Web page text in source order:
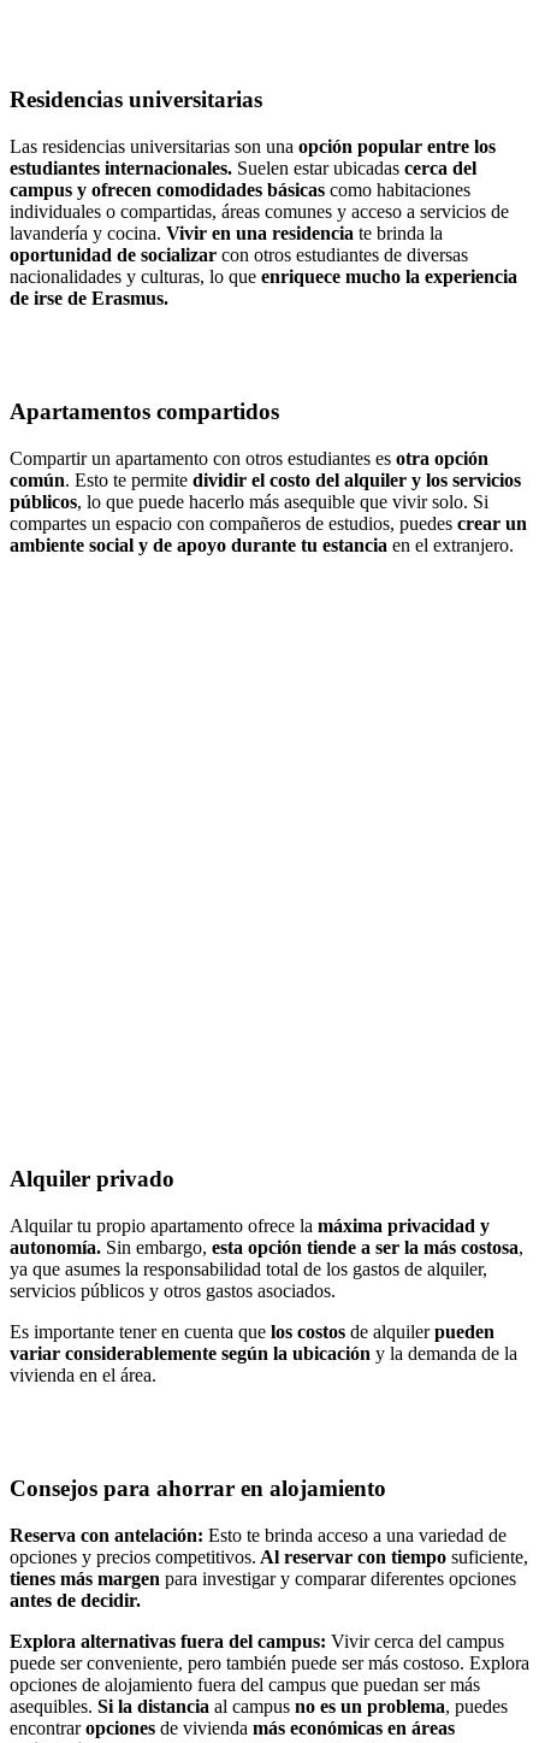
Residencias universitarias
Las residencias universitarias son una opción popular entre los
estudiantes internacionales. Suelen estar ubicadas cerca del
campus y ofrecen comodidades básicas como habitaciones
individuales o compartidas, áreas comunes y acceso a servicios de
lavandería y cocina. Vivir en una residencia te brinda la
oportunidad de socializar con otros estudiantes de diversas
nacionalidades y culturas, lo que enriquece mucho la experiencia
de irse de Erasmus.
Apartamentos compartidos
Compartir un apartamento con otros estudiantes es otra opción
común. Esto te permite dividir el costo del alquiler y los servicios
públicos, lo que puede hacerlo más asequible que vivir solo. Si
compartes un espacio con compañeros de estudios, puedes crear un
ambiente social y de apoyo durante tu estancia en el extranjero.
Alquiler privado
Alquilar tu propio apartamento ofrece la máxima privacidad y
autonomía. Sin embargo, esta opción tiende a ser la más costosa,
ya que asumes la responsabilidad total de los gastos de alquiler,
servicios públicos y otros gastos asociados.
Es importante tener en cuenta que los costos de alquilerpueden
variar considerablemente según la ubicación y la demanda de la
vivienda en el área.
Consejos para ahorrar en alojamiento
Reserva con antelación: Esto te brinda acceso a una variedad de
opciones y precios competitivos. Al reservar con tiempo suficiente,
tienes más margen para investigar y comparar diferentes opciones
antes de decidir.
Explora alternativas fuera del campus: Vivir cerca del campus
puede ser conveniente, pero también puede ser más costoso. Explora
opciones de alojamiento fuera del campus que puedan ser más
asequibles. Si la distancia al campus no es un problema, puedes
encontraropciones de vivienda más económicas en áreas